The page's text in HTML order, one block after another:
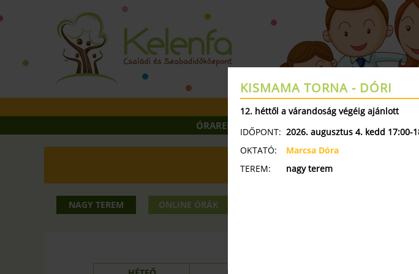
Augusztus 17- 23 a
ÓRAREND NYÁRI TÁBOROK MINI
NAGY TEREM ONLINE ÓRÁK
KISMAMA TORNA - DÓRI
12. héttől a várandoság végéig ajánlott
IDŐPONT: 2026. augusztus 4. kedd 17:00-
OKTATÓ:
Marcsa Dóra
TEREM:
nagy terem